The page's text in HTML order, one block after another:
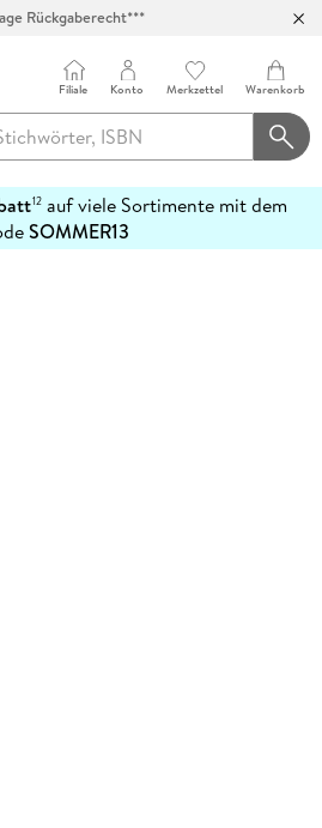
Rückgaberecht***
Filiale Konto Merkzettel Warenkorb
12auf viele Sortimente mit dem
SOMMER13